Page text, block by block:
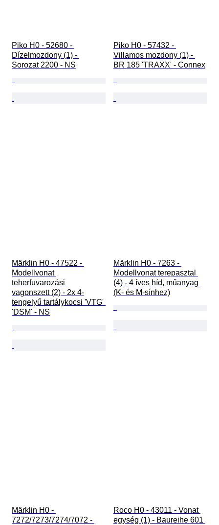
Piko H0 - 52680 -
Dízelmozdony (1) -
Sorozat 2200 - NS
Piko H0 - 57432 -
Villamos mozdony (1) -
BR 185 'TRAXX' - Connex
Märklin H0 - 47522 -
Modellvonat
teherfuvarozási
vagonszett (2) - 2x 4-
tengelyű tartálykocsi 'VTG'
'DSM' - NS
Märklin H0 - 7263 -
Modellvonat terepasztal
(4) - 4 íves híd, műanyag
(K- és M-sínhez)
Märklin H0 -
7272/7273/7274/7072 -
Roco H0 - 43011 - Vonat
egység (1) - Baureihe 601